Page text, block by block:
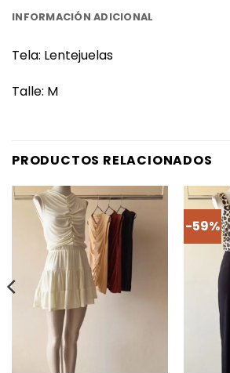
INFORMACIÓN ADICIONAL
Tela: Lentejuelas
Talle: M
PRODUCTOS RELACIONADOS
-59%